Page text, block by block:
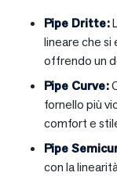
Pipe Dritte:
lineare che
offrendo un
Pipe Curve:
fornello più
comfort e
Pipe
con la